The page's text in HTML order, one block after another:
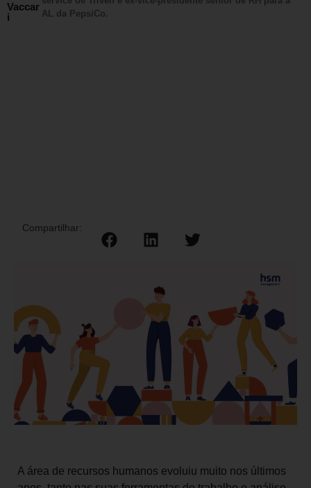
Vaccar
i
AL da PepsiCo.
Compartilhar:
A área de recursos humanos evoluiu muito nos últimos